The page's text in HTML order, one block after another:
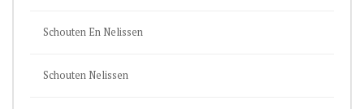
Schouten En Nelissen
Schouten Nelissen